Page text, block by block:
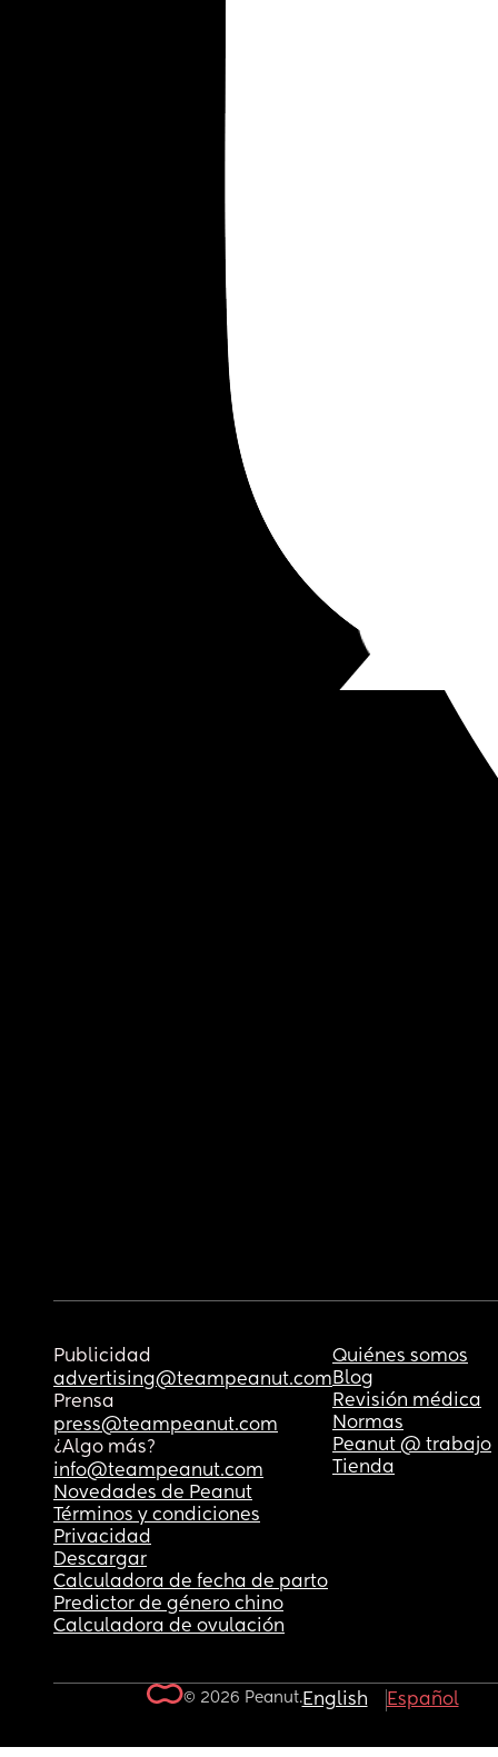
Publicidad
advertising@teampeanut.com
Prensa
press@teampeanut.com
¿Algo más?
info@teampeanut.com
Quiénes somos
Blog
Revisión médica
Normas
Peanut @ trabajo
Tienda
Novedades de Peanut
Términos y condiciones
Privacidad
Descargar
Calculadora de fecha de parto
Predictor de género chino
Calculadora de ovulación
© 2026 Peanut.English Español